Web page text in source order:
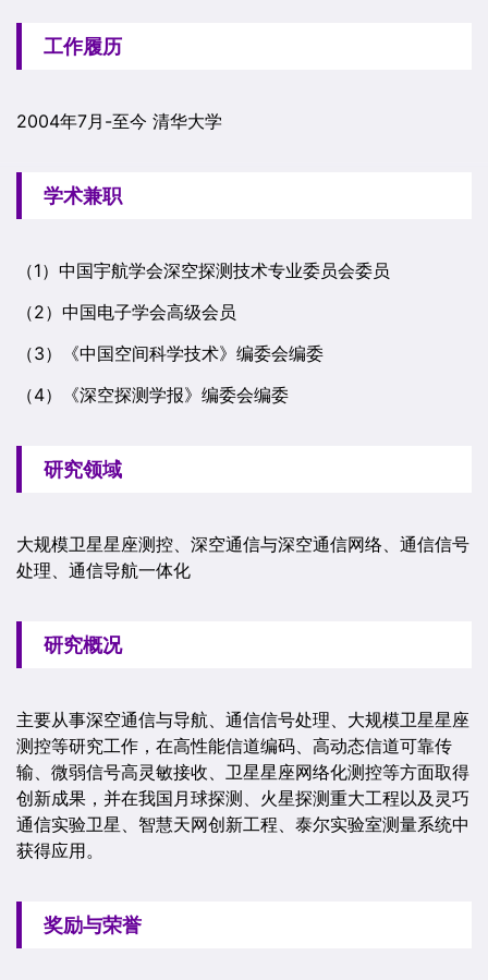
工作履历
2004年7月-至今 清华大学
学术兼职
（1）中国宇航学会深空探测技术专业委员会委员
（2）中国电子学会高级会员
（3）《中国空间科学技术》编委会编委
（4）《深空探测学报》编委会编委
研究领域
大规模卫星星座测控、深空通信与深空通信网络、通信信号
处理、通信导航一体化
研究概况
主要从事深空通信与导航、通信信号处理、大规模卫星星座
测控等研究工作，在高性能信道编码、高动态信道可靠传
输、微弱信号高灵敏接收、卫星星座网络化测控等方面取得
创新成果，并在我国月球探测、火星探测重大工程以及灵巧
通信实验卫星、智慧天网创新工程、泰尔实验室测量系统中
获得应用。
奖励与荣誉